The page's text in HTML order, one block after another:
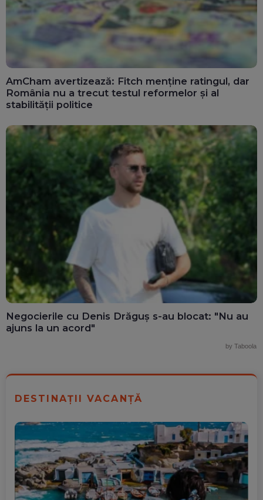
AmCham avertizează: Fitch menține ratingul, dar
România nu a trecut testul reformelor și al
stabilității politice
Negocierile cu Denis Drăguș s-au blocat: "Nu au
ajuns la un acord"
by Taboola
DESTINAȚII VACANȚĂ